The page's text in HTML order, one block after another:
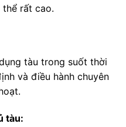
thể rất cao.
tàu trong suốt thời
và điều hành chuyên
tàu: